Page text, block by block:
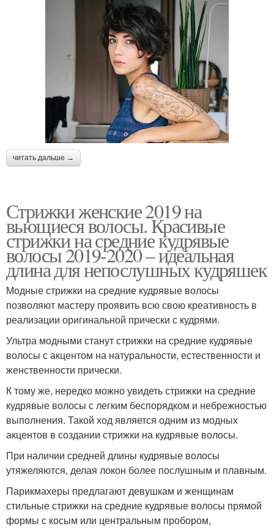
читать дальше →
Стрижки женские 2019 на
вьющиеся волосы. Красивые
стрижки на средние кудрявые
волосы 2019-2020 – идеальная
длина для непослушных кудряшек
Модные стрижки на средние кудрявые волосы
позволяют мастеру проявить всю свою креативность в
реализации оригинальной прически с кудрями.
Ультра модными станут стрижки на средние кудрявые
волосы с акцентом на натуральности, естественности и
женственности прически.
К тому же, нередко можно увидеть стрижки на средние
кудрявые волосы с легким беспорядком и небрежностью
выполнения. Такой ход является одним из модных
акцентов в создании стрижки на кудрявые волосы.
При наличии средней длины кудрявые волосы
утяжеляются, делая локон более послушным и плавным.
Парикмахеры предлагают девушкам и женщинам
стильные стрижки на средние кудрявые волосы прямой
формы с косым или центральным пробором,